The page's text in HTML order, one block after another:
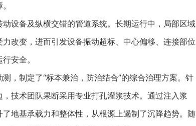
备及纵横交错的管道系统。长期运行中，局部区域
改变，进而引发设备振动超标、中心偏移、连接部位
安全。
制定了“标本兼治，防治结合”的综合治理方案。针
技术团队果断采用专业打孔灌浆技术。通过注入浆
地基承载力和整体性，从根源上遏制了沉降趋势。随